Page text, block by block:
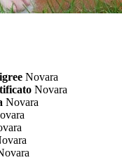
Novara
Novara
Novara